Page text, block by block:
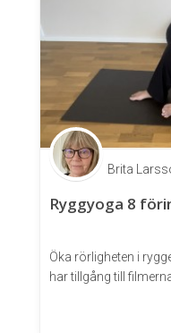
Brita
Ryggyoga 8
Öka rörligheten i
har tillgång till